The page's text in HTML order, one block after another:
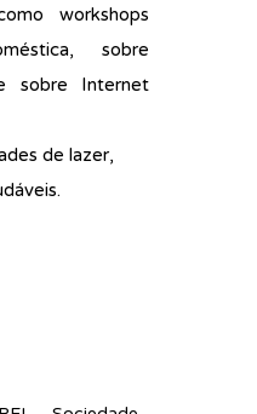
workshops
sobre
sobre Internet
de lazer,